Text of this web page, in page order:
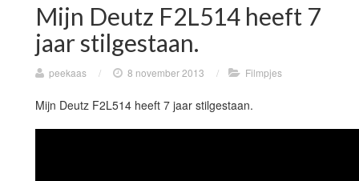
Mijn Deutz F2L514 heeft 7
jaar stilgestaan.
peekaas / 8 november 2013 / Filmpjes
Mijn Deutz F2L514 heeft 7 jaar stilgestaan.